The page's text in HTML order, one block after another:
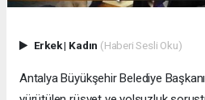
Erkek| Kadın (Haberi Sesli Oku)
Antalya Büyükşehir Belediye